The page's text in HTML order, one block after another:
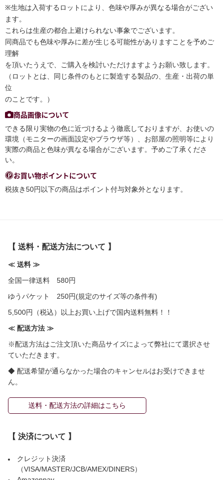
※生地は入荷するロットにより、色味や厚みが異なる場合がござい
ます。
これらは生産の都合上避けられない事象でございます。
同商品でも色味や厚みに差が生じる可能性がありますことを予めご
理解
を頂いたうえで、ご購入を検討いただけますようお願い致します。
（ロットとは、同じ条件のもとに製造する製品の、生産・出荷の単
位
のことです。）
商品画像について
できる限り実物の色に近づけるよう徹底しておりますが、お使いの
環境（モニターの画面設定やブラウザ等）、お部屋の照明等により
実際の商品と色味が異なる場合がございます。予めご了承くださ
い。
お買い物ポイントについて
税抜き50円以下の商品はポイント付与対象外となります。
【 送料・配送方法について 】
≪ 送料 ≫
全国一律送料 580円
ゆうパケット 250円(規定のサイズ等の条件有)
5,500円（税込）以上お買い上げで国内送料無料！！
≪ 配送方法 ≫
※配送方法はご注文頂いた商品サイズによって弊社にて選択させ
ていただきます。
◆ 配送希望が通らなかった場合のキャンセルはお受けできませ
ん。
送料・配送方法の詳細はこちら
【 決済について 】
クレジット決済
（VISA/MASTER/JCB/AMEX/DINERS）